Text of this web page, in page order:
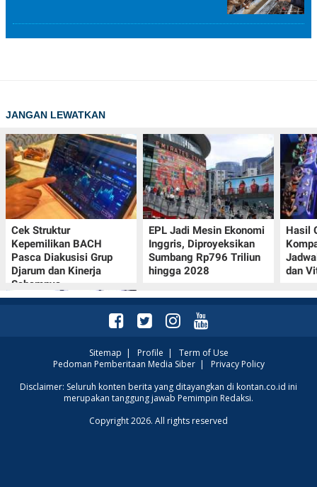
JANGAN LEWATKAN
Cek Struktur
Kepemilikan BACH
Pasca Diakusisi Grup
Djarum dan Kinerja
Sahamnya
EPL Jadi Mesin Ekonomi
Inggris, Diproyeksikan
Sumbang Rp796 Triliun
hingga 2028
Hasil
dan
Oppo A7 Pro Max Rilis
dengan Baterai 10.000
Sepanjang Sejarah Oppo
Sitemap | Profile | Term of Use
Pedoman Pemberitaan Media Siber| Privacy Policy
Disclaimer: Seluruh konten berita yang ditayangkan di kontan.co.id ini
merupakan tanggung jawab Pemimpin Redaksi.
Copyright 2026. All rights reserved